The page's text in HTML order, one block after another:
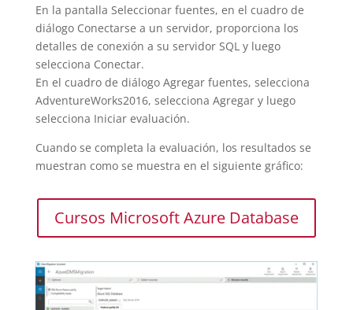
En la pantalla Seleccionar fuentes, en el cuadro de
diálogo Conectarse a un servidor, proporciona los
detalles de conexión a su servidor SQL y luego
selecciona Conectar.
En el cuadro de diálogo Agregar fuentes, selecciona
AdventureWorks2016, selecciona Agregar y luego
selecciona Iniciar evaluación.
Cuando se completa la evaluación, los resultados se
muestran como se muestra en el siguiente gráfico:
Cursos Microsoft Azure Database